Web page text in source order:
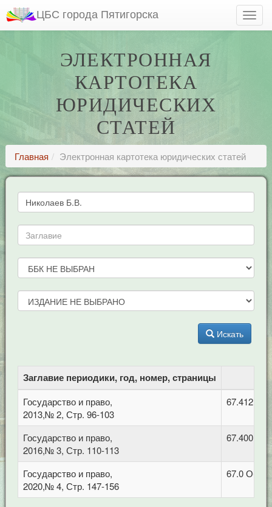
ЦБС города Пятигорска
ЭЛЕКТРОННАЯ
КАРТОТЕКА
ЮРИДИЧЕСКИХ
СТАТЕЙ
Главная Электронная картотека юридических статей
Искать
Заглавие периодики, год, номер, страницы
Государство и право,
2013,№ 2, Стр. 96-103
67.412.2
Государство и право,
2016,№ 3, Стр. 110-113
67.400
Государство и право,
2020,№ 4, Стр. 147-156
67.0